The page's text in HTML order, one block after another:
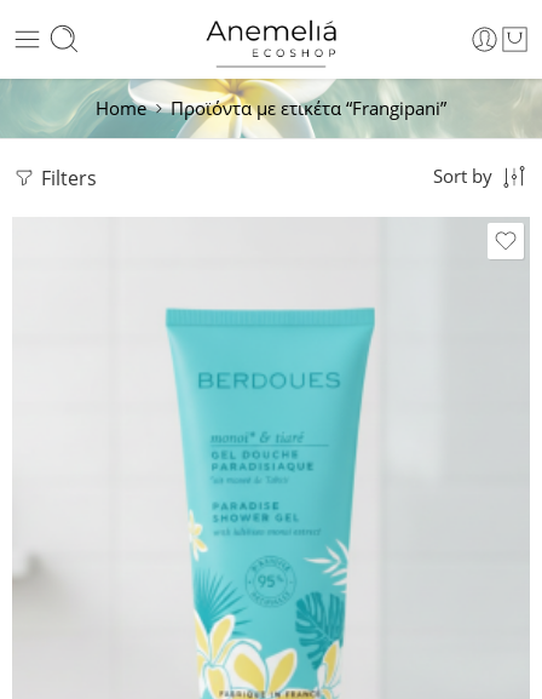
Home Προϊόντα με ετικέτα “Frangipani”
Filters Sort by